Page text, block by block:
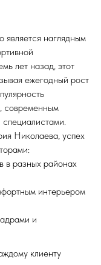
является наглядным
лет назад, этот
ежегодный рост
современным
Николаева, успех
в разных районах
интерьером
и
клиенту